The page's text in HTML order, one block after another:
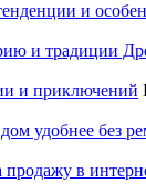
и
и традиции
и приключений
удобнее без
в